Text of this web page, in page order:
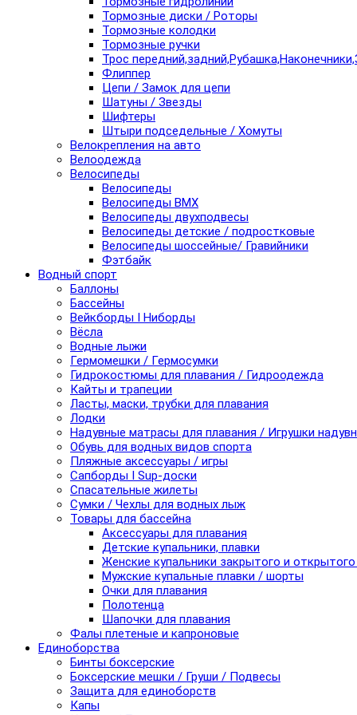
Тормозные диски / Роторы
Тормозные колодки
Тормозные ручки
Трос
Флиппер
Цепи / Замок для цепи
Шатуны / Звезды
Шифтеры
Штыри подседельные / Хомуты
Велокрепления на авто
Велоодежда
Велосипеды
Велосипеды
Велосипеды BMX
Велосипеды двухподвесы
Велосипеды детские / подростковые
Велосипеды шоссейные/ Гравийники
Фэтбайк
Водный спорт
Баллоны
Бассейны
Вейкборды I Ниборды
Вёсла
Водные лыжи
Гермомешки / Гермосумки
Гидрокостюмы для плавания / Гидроодежда
Кайты и трапеции
Ласты, маски, трубки для плавания
Лодки
Надувные матрасы для плавания / Игрушки
Обувь для водных видов спорта
Пляжные аксессуары / игры
Сапборды I Sup-доски
Спасательные жилеты
Сумки / Чехлы для водных лыж
Товары для бассейна
Аксессуары для плавания
Детские купальники, плавки
Женские купальники закрытого и
Мужские купальные плавки / шорты
Очки для плавания
Полотенца
Шапочки для плавания
Фалы плетеные и капроновые
Единоборства
Бинты боксерские
Боксерские мешки / Груши / Подвесы
Защита для единоборств
Капы